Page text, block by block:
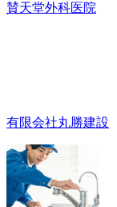
賛天堂外科医院
有限会社丸勝建設